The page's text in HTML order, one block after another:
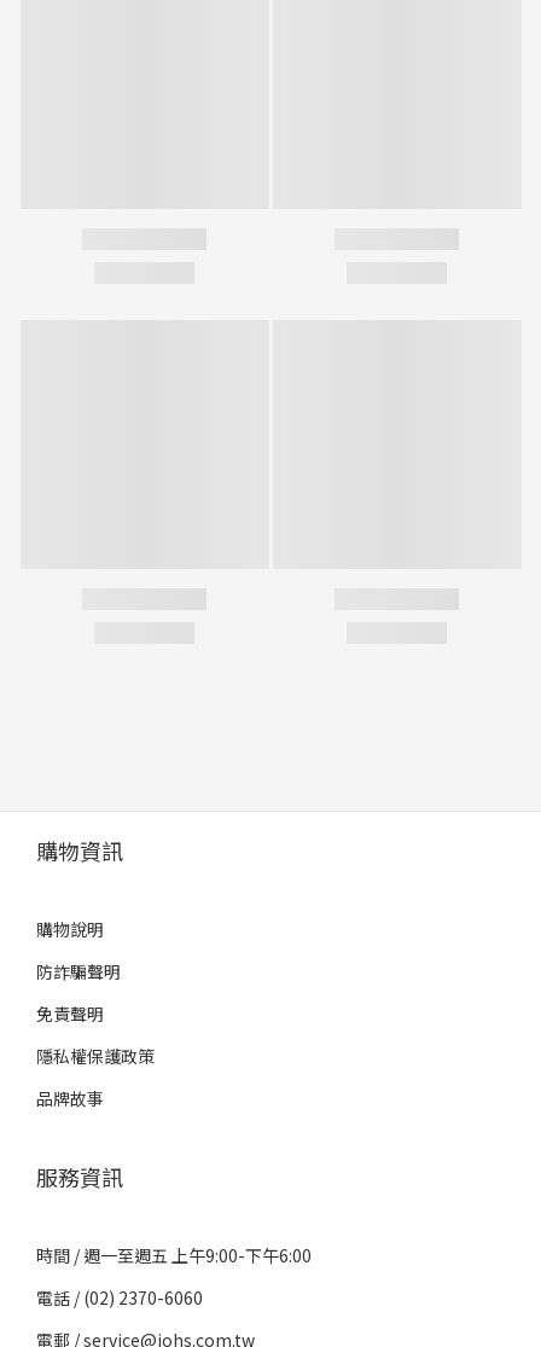
購物資訊
購物說明
防詐騙聲明
免責聲明
隱私權保護政策
品牌故事
服務資訊
時間 / 週一至週五 上午9:00-下午6:00
電話 / (02) 2370-6060
電郵 / service@iohs.com.tw